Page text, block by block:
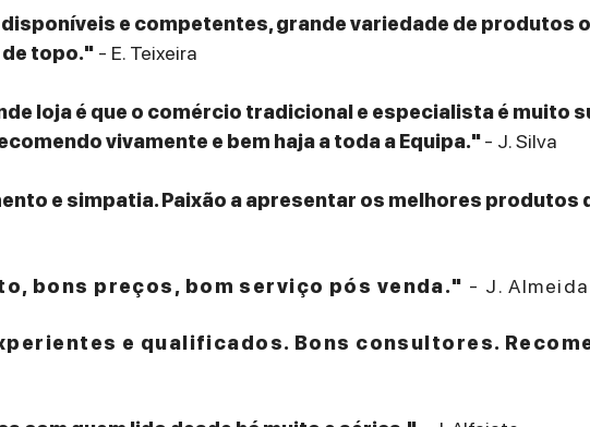
e competentes, grande variedade de produtos
topo." - E. Teixeira
loja é que o comércio tradicional e especialista é muito
vivamente e bem haja a toda a Equipa."- J. Silva
e simpatia. Paixão a apresentar os melhores produtos
bons preços, bom serviço pós venda." - J. Almeida
e qualificados. Bons consultores.